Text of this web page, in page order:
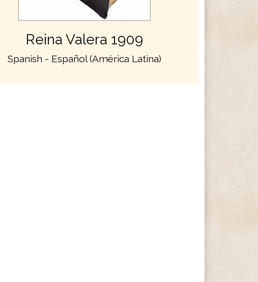
Reina Valera 1909
Spanish - Español (América Latina)